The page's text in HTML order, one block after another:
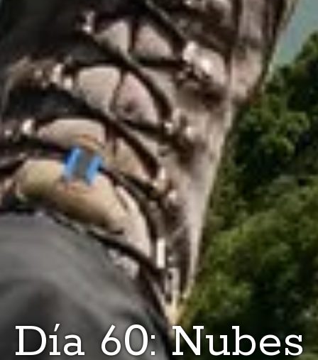
Día 60: Nubes